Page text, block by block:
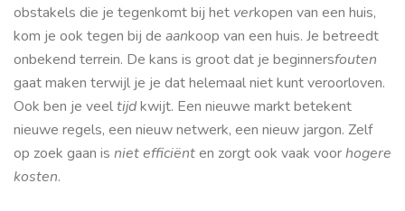
obstakels die je tegenkomt bij het verkopen van een huis,
kom je ook tegen bij de aankoop van een huis. Je betreedt
onbekend terrein. De kans is groot dat je beginnersfouten
gaat maken terwijl je je dat helemaal niet kunt veroorloven.
Ook ben je veeltijdkwijt. Een nieuwe markt betekent
nieuwe regels, een nieuw netwerk, een nieuw jargon. Zelf
op zoek gaan is niet efficiënten zorgt ook vaak voorhogere
kosten.